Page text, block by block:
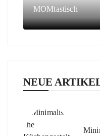
MOMtastisch
NEUE